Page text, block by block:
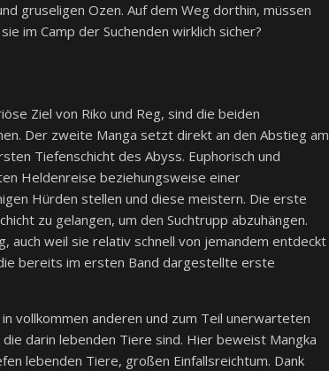
gruseligen Ozen. Auf dem Weg dorthin, müssen
im Camp der Suchenden wirklich sicher?
Ziel von Riko und Reg, sind die beiden
Der zweite Manga setzt direkt an den Abstieg am
Tiefenschicht des Abyss. Euphorisch und
Heldenreise beziehungsweise einer
Hürden stellen und diese meistern. Die erste
zu gelangen, um den Suchtrupp abzuhängen.
auch weil sie relativ schnell von jemandem entdeckt
bereits im ersten Band dargestellte erste
vollkommen anderen und zum Teil unerwarteten
darin lebenden Tiere sind. Hier beweist Mangka
lebenden Tiere, großen Einfallsreichtum. Dank